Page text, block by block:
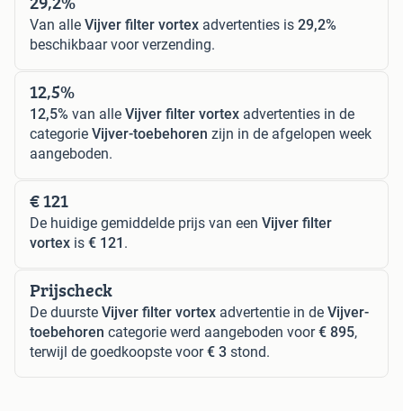
Van alle Vijver filter vortex advertenties is 29,2%
beschikbaar voor verzending.
12,5%
12,5% van alle Vijver filter vortex advertenties in de
categorie Vijver-toebehoren zijn in de afgelopen week
aangeboden.
€ 121
De huidige gemiddelde prijs van een Vijver filter
vortex is € 121 .
Prijscheck
De duurste Vijver filter vortex advertentie in de Vijver-
toebehoren categorie werd aangeboden voor€ 895,
terwijl de goedkoopste voor€ 3 stond.